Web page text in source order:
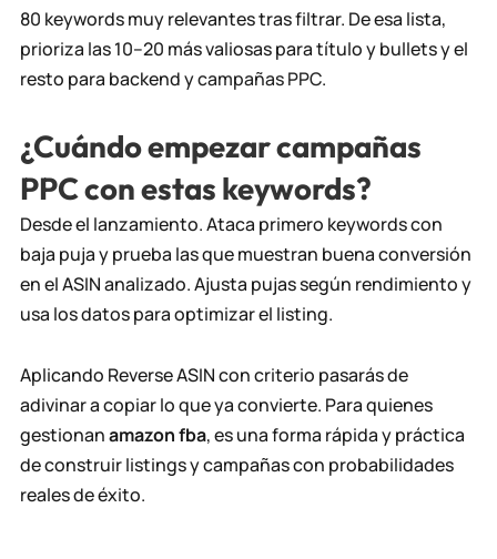
80 keywords muy relevantes tras filtrar. De esa lista,
prioriza las 10–20 más valiosas para título y bullets y el
resto para backend ycampañas PPC.
¿Cuándo empezar campañas
PPC con estas keywords?
Desde el lanzamiento. Ataca primero keywords con
baja puja y prueba las que muestran buena conversión
en el ASIN analizado. Ajusta pujas según rendimiento y
usa los datos para optimizar el listing.
Aplicando Reverse ASIN con criterio pasarás de
adivinar a copiar lo que ya convierte. Para quienes
gestionanamazon fba, es una forma rápida y práctica
de construir listings y campañas con probabilidades
reales de éxito.